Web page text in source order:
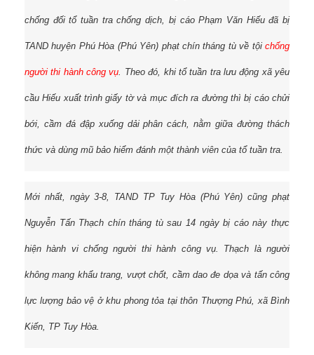
chống đối tổ tuần tra chống dịch, bị cáo Phạm Văn Hiếu đã bị
TAND huyện Phú Hòa (Phú Yên) phạt chín tháng tù về tội chống
người thi hành công vụ . Theo đó, khi tổ tuần tra lưu động xã yêu
cầu Hiếu xuất trình giấy tờ và mục đích ra đường thì bị cáo chửi
bới, cầm đá đập xuống dải phân cách, nằm giữa đường thách
thức và dùng mũ bảo hiểm đánh một thành viên của tổ tuần tra.
Mới nhất, ngày 3-8, TAND TP Tuy Hòa (Phú Yên) cũng phạt
Nguyễn Tấn Thạch chín tháng tù sau 14 ngày bị cáo này thực
hiện hành vi chống người thi hành công vụ. Thạch là người
không mang khẩu trang, vượt chốt, cầm dao đe dọa và tấn công
lực lượng bảo vệ ở khu phong tỏa tại thôn Thượng Phú, xã Bình
Kiến, TP Tuy Hòa.